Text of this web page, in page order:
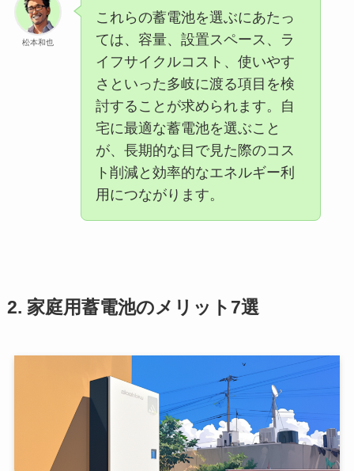
松本和也
これらの蓄電池を選ぶにあたっ
ては、容量、設置スペース、ラ
イフサイクルコスト、使いやす
さといった多岐に渡る項目を検
討することが求められます。自
宅に最適な蓄電池を選ぶこと
が、長期的な目で見た際のコス
ト削減と効率的なエネルギー利
用につながります。
2. 家庭用蓄電池のメリット7選